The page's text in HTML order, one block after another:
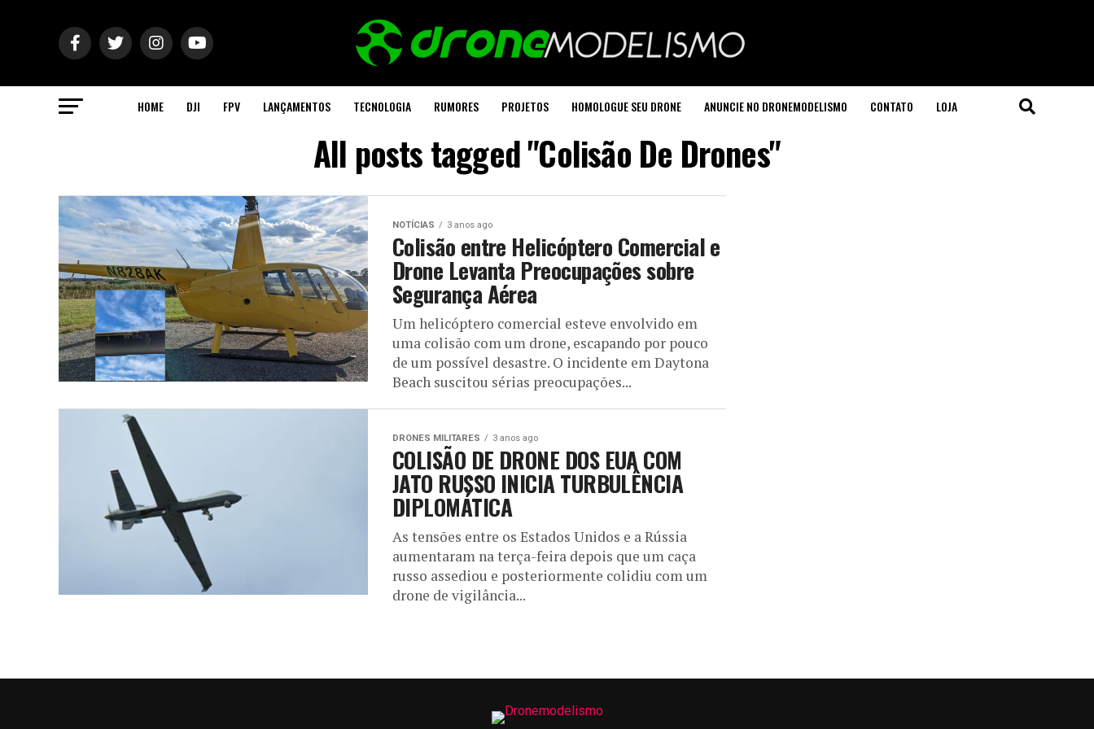
HOME DJI FPV LANÇAMENTOS TECNOLOGIA RUMORES PROJETOS HOMOLOGUE SEU DRONE ANUNCIE NO DRONEMODELISMO CONTATO LOJA
All posts tagged "Colisão De Drones"
NOTÍCIAS 3 anos ago
Colisão entre Helicóptero Comercial e
Drone Levanta Preocupações sobre
Segurança Aérea
Um helicóptero comercial esteve envolvido em
uma colisão com um drone, escapando por pouco
de um possível desastre. O incidente em Daytona
Beach suscitou sérias preocupações...
DRONES MILITARES 3 anos ago
COLISÃO DE DRONE DOS EUA COM
JATO RUSSO INICIA TURBULÊNCIA
DIPLOMÁTICA
As tensões entre os Estados Unidos e a Rússia
aumentaram na terça-feira depois que um caça
russo assediou e posteriormente colidiu com um
drone de vigilância...